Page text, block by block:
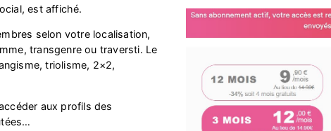
est affiché.
selon votre localisation,
transgenre ou traversti. Le
triolisme, 2×2,
aux profils des